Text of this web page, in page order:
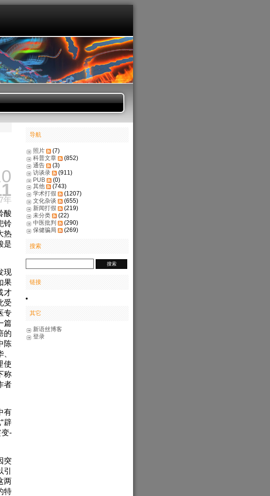
年
酸
铃
热
是
现
果
才
受
专
篇
的
陈
使
称
者
有
辟
-
突
两
特
导航
照片
(7)
科普文章
(852)
通告
(3)
访谈录
(911)
PUB
(0)
其他
(743)
学术打假
(1207)
文化杂谈
(655)
新闻打假
(219)
未分类
(22)
中医批判
(290)
保健骗局
(269)
搜索
链接
其它
新语丝博客
登录